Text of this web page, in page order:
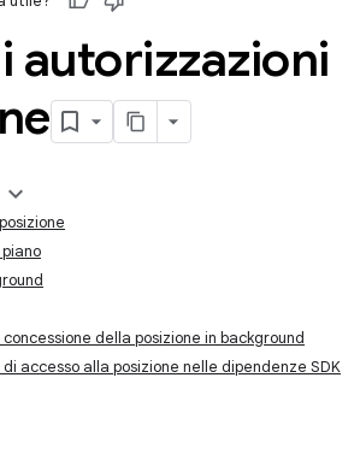
autorizzazioni
della posizione in background
accesso alla posizione nelle dipendenze SDK